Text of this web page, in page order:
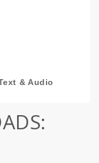
& Audio